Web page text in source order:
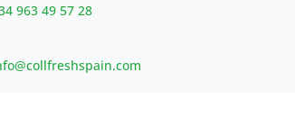
963 49 57 28